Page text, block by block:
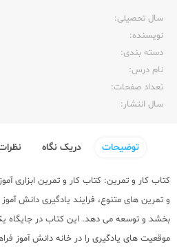
سال تحصیلی:‌
نویسنده:‌
دسته بندی:
نام درس:
تعداد صفحات:‌
سال انتشار:‌
توضیحات دریک نگاه
کتاب کار و تمرین: کتاب کار و تمرین ابزاری
و تمرین های متنوع، فرایند یادگیری دانش
بخشد و توسعه می دهد. این کتاب در
موقعیت های یادگیری را در خانه دانش آموز